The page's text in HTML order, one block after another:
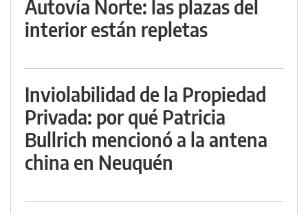
Autovía Norte: las plazas del
interior están repletas
Inviolabilidad de la Propiedad
Privada: por qué Patricia
Bullrich mencionó a la antena
china en Neuquén